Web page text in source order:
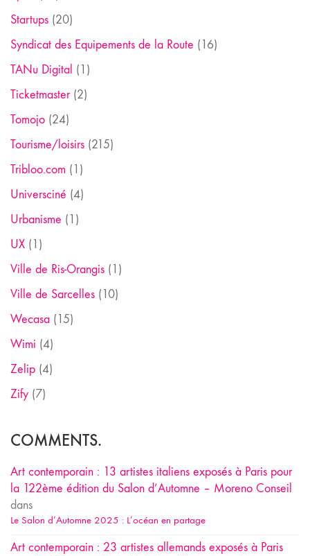
Startups (20)
Syndicat des Equipements de la Route (16)
TANu Digital (1)
Ticketmaster(2)
Tomojo (24)
Tourisme/loisirs (215)
Tribloo.com (1)
Universciné (4)
Urbanisme (1)
UX (1)
Ville de Ris-Orangis (1)
Ville de Sarcelles (10)
Wecasa (15)
Wimi (4)
Zelip (4)
Zify (7)
COMMENTS.
Art contemporain : 13 artistes italiens exposés à Paris pour
la 122ème édition du Salon d’Automne – Moreno Conseil
dans
Le Salon d’Automne 2025 : L’océan en partage
Art contemporain : 23 artistes allemands exposés à Paris